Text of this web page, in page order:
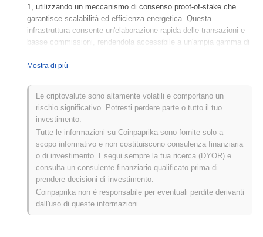
1, utilizzando un meccanismo di consenso proof-of-stake che
garantisce scalabilità ed efficienza energetica. Questa
infrastruttura consente un'elaborazione rapida delle transazioni e
basse commissioni, rendendola accessibile a un'ampia gamma di
dell'ecosistema, comprese le commissioni di transazione, le
consentendo ai possessori di influenzare lo sviluppo e la direzione
del progetto. Based Neiro si distingue per il suo focus su
interfacce user-friendly e robuste caratteristiche di sicurezza,
posizionandosi come un attore significativo nel panorama in
evoluzione della DeFi. Il suo impegno a migliorare l'accessibilità e
l'usabilità lo rende un'opzione attraente sia per gli utenti di
criptovalute principianti che per quelli esperti.
Quando e come è iniziato Based Neiro?
Based Neiro è nato a marzo 2023 quando il team fondatore ha
rilasciato il proprio whitepaper, delineando la visione e il
Mostra di più
Le criptovalute sono altamente volatili e comportano un
rischio significativo. Potresti perdere parte o tutto il tuo
investimento.
Tutte le informazioni su Coinpaprika sono fornite solo a
scopo informativo e non costituiscono consulenza finanziaria
o di investimento. Esegui sempre la tua ricerca (DYOR) e
consulta un consulente finanziario qualificato prima di
prendere decisioni di investimento.
Coinpaprika non è responsabile per eventuali perdite derivanti
dall'uso di queste informazioni.